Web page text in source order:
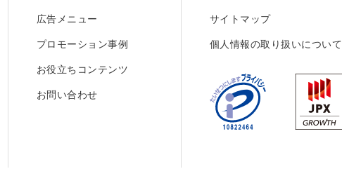
広告メニュー
プロモーション事例
お役立ちコンテンツ
お問い合わせ
サイトマップ
個人情報の取り扱いについて